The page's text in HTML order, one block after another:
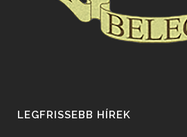
LEGFRISSEBB HÍREK